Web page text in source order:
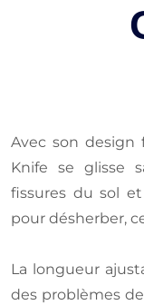
Avec son design
Knife se glisse
fissures du sol
pour désherber,
La longueur
des problèmes